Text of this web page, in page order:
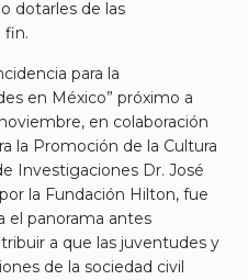
dotarles de las
fin.
para la
en México” próximo a
en colaboración
la Promoción de la Cultura
Investigaciones Dr. José
la Fundación Hilton, fue
el panorama antes
a que las juventudes y
de la sociedad civil